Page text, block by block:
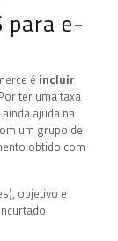
para e-
é incluir
ter uma taxa
ajuda na
um grupo de
obtido com
objetivo e